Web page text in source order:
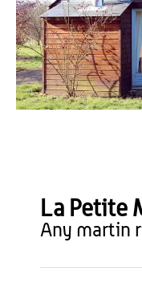
La Petite
any martin